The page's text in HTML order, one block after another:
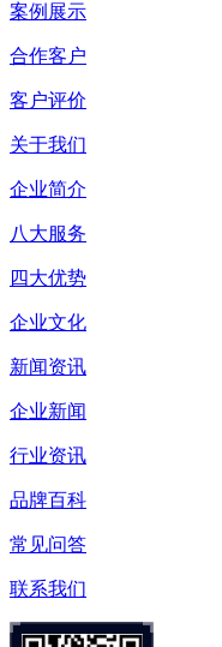
案例展示
合作客户
客户评价
关于我们
企业简介
八大服务
四大优势
企业文化
新闻资讯
企业新闻
行业资讯
品牌百科
常见问答
联系我们